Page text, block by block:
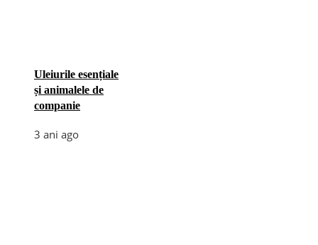
Uleiurile esențiale
și animalele de
companie
3 ani ago